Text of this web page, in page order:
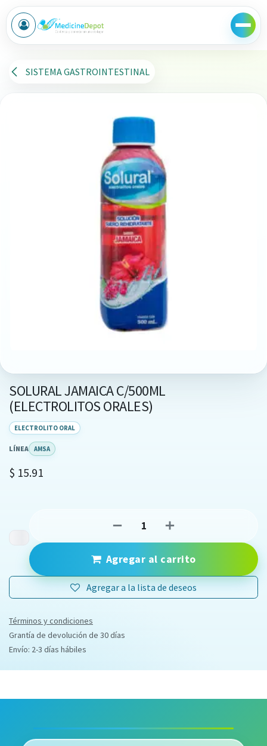
Ir al contenido
SISTEMA GASTROINTESTINAL
SOLURAL JAMAICA C/500ML
(ELECTROLITOS ORALES)
ELECTROLITO ORAL
LÍNEA AMSA
$ 15.91
Agregar al carrito
Agregar a la lista de deseos
Términos y condiciones
Grantía de devolución de 30 días
Envío: 2-3 días hábiles